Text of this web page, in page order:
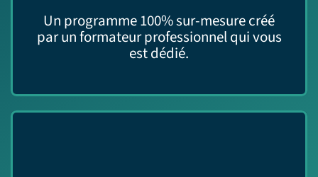
Un programme 100% sur-mesure créé
par un formateur professionnel qui vous
est dédié.